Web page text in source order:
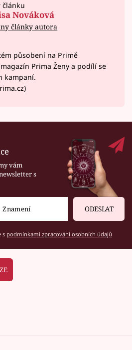
článku
Nováková
články autora
působení na Primě
Prima Ženy a podílí se
kampaní.
vám
s
ODESLAT
s podmínkami zpracování osobních údajů